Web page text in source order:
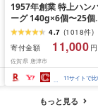
1957年創業 特上ハン
ーグ 140g×6個〜25個
「個数・お届け月を選
る!」「唐津バーグ」商
標登録済!! 冷凍真空パ
ク ハンバーグ 惣菜 冷
ギフト 国産 個包装 焼
だけ 牛 豚 合挽き「
年 令和8年」
4.7 (1018件)
寄付金額
11,000
佐賀県 唐津市
11サイトで
もっと見る